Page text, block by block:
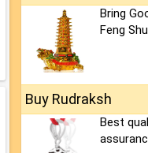
Bring
Feng
Buy Rudraksh
Best